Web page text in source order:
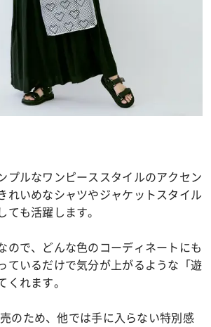
プルなワンピーススタイルのアクセン
れいめなシャツやジャケットスタイル
も活躍します。
ので、どんな色のコーディネートにも
ているだけで気分が上がるような「遊
くれます。
のため、他では手に入らない特別感